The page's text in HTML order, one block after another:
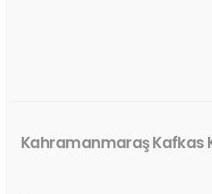
Kahramanmaraş Kafkas